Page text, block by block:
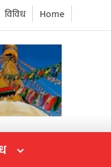
Home
विविध